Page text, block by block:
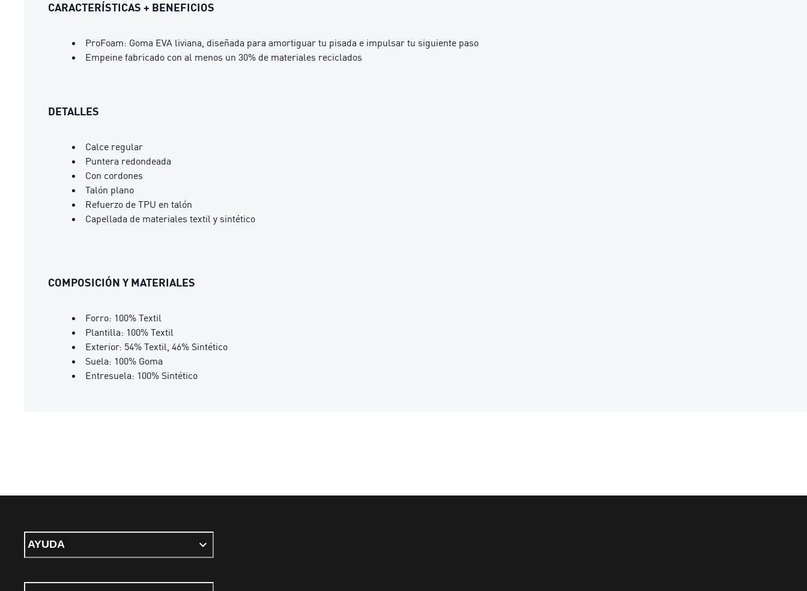
CARACTERÍSTICAS + BENEFICIOS
ProFoam: Goma EVA liviana, diseñada para amortiguar tu pisada e impulsar tu siguiente paso
Empeine fabricado con al menos un 30% de materiales reciclados
DETALLES
Calce regular
Puntera redondeada
Con cordones
Talón plano
Refuerzo de TPU en talón
Capellada de materiales textil y sintético
COMPOSICIÓN Y MATERIALES
Forro: 100% Textil
Plantilla: 100% Textil
Exterior: 54% Textil, 46% Sintético
Suela: 100% Goma
Entresuela: 100% Sintético
AYUDA